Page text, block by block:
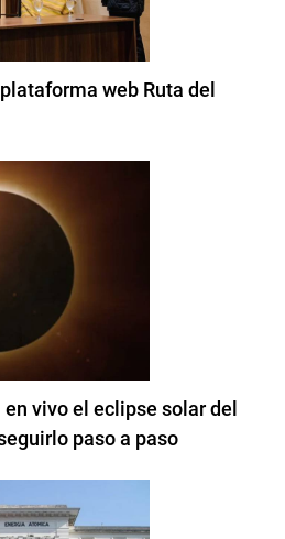
web Ruta del
vivo el eclipse solar del
paso a paso